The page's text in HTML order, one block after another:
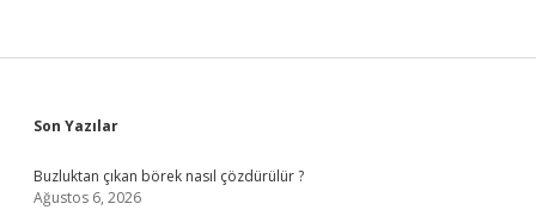
Sidebar
Son Yazılar
Buzluktan çıkan börek nasıl çözdürülür ?
Ağustos 6, 2026